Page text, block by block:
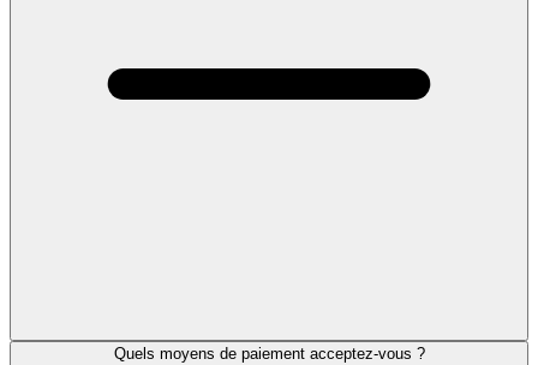
Quels moyens de paiement acceptez-vous ?